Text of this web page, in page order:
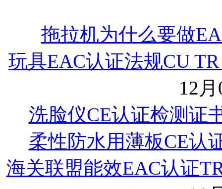
拖拉机为什么要做
玩具EAC认证法规CU
12
洗脸仪CE认证检测证
柔性防水用薄板CE认
海关联盟能效EAC认证